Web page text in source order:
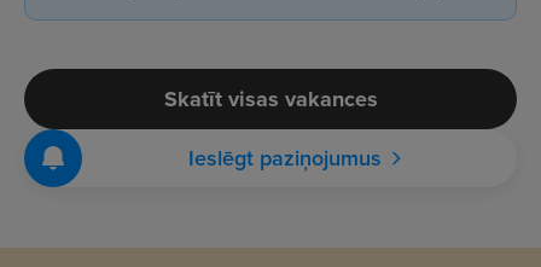
Skatīt visas vakances
Ieslēgt paziņojumus